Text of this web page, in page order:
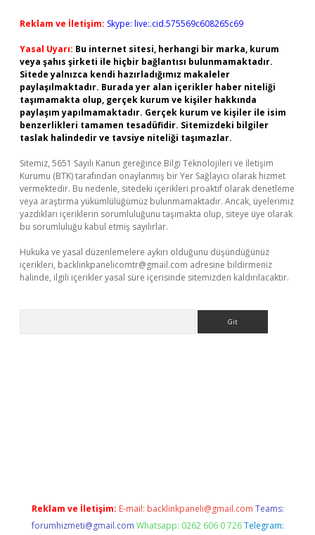
Reklam ve İletişim: Skype: live:.cid.575569c608265c69
Yasal Uyarı: Bu internet sitesi, herhangi bir marka, kurum
veya şahıs şirketi ile hiçbir bağlantısı bulunmamaktadır.
Sitede yalnızca kendi hazırladığımız makaleler
paylaşılmaktadır. Burada yer alan içerikler haber niteliği
taşımamakta olup, gerçek kurum ve kişiler hakkında
paylaşım yapılmamaktadır. Gerçek kurum ve kişiler ile isim
benzerlikleri tamamen tesadüfidir. Sitemizdeki bilgiler
taslak halindedir ve tavsiye niteliği taşımazlar.
Sitemiz, 5651 Sayılı Kanun gereğince Bilgi Teknolojileri ve İletişim
Kurumu (BTK) tarafından onaylanmış bir Yer Sağlayıcı olarak hizmet
vermektedir. Bu nedenle, sitedeki içerikleri proaktif olarak denetleme
veya araştırma yükümlülüğümüz bulunmamaktadır. Ancak, üyelerimiz
yazdıkları içeriklerin sorumluluğunu taşımakta olup, siteye üye olarak
bu sorumluluğu kabul etmiş sayılırlar.
Hukuka ve yasal düzenlemelere aykırı olduğunu düşündüğünüz
içerikleri, backlinkpanelicomtr@gmail.com adresine bildirmeniz
halinde, ilgili içerikler yasal süre içerisinde sitemizden kaldırılacaktır.
Reklam ve İletişim: E-mail: backlinkpaneli@gmail.com Teams:
forumhizmeti@gmail.com Whatsapp: 0262 606 0 726 Telegram: